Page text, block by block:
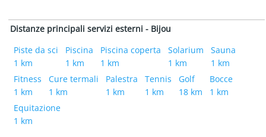
Distanze principali servizi esterni - Bijou
Piste da sci
1 km
Piscina
1 km
Piscina coperta
1 km
Solarium
1 km
Sauna
1 km
Fitness
1 km
Cure termali
1 km
Palestra
1 km
Tennis
1 km
Golf
18 km
Bocce
1 km
Equitazione
1 km